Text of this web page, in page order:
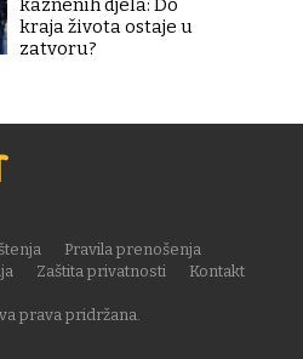
kaznenih djela: Do
kraja života ostaje u
zatvoru?
prava pridržana.
Pravila prenošenja
Zaštita privatnosti
Kontakt